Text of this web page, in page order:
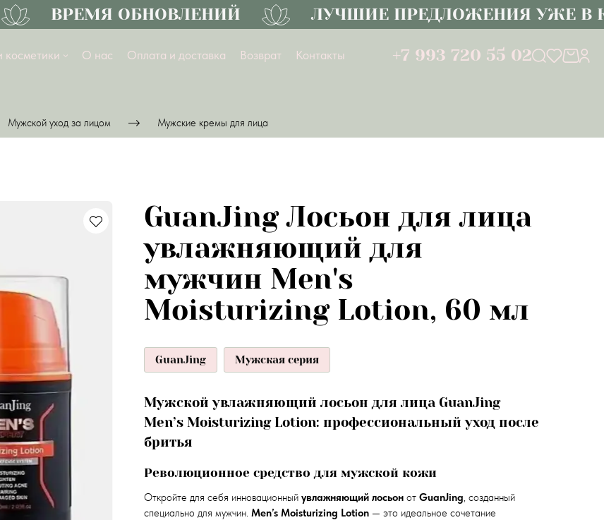
ВРЕМЯ ОБНОВЛЕНИЙ ЛУЧШИЕ ПРЕДЛОЖЕНИЯ УЖЕ В
косметики О нас Оплата и доставка Возврат Контакты +7 993 720 55 02
Мужской уход за лицом Мужские кремы для лица
GuanJing Лосьон для лица
увлажняющий для
мужчин Men's
Moisturizing Lotion, 60 мл
GuanJing Мужская серия
Мужской увлажняющий лосьон для лица GuanJing
Men’s Moisturizing Lotion: профессиональный уход после
бритья
Революционное средство для мужской кожи
Откройте для себя инновационный увлажняющий лосьон от GuanJing, созданный
специально для мужчин. Men’s Moisturizing Lotion — это идеальное сочетание